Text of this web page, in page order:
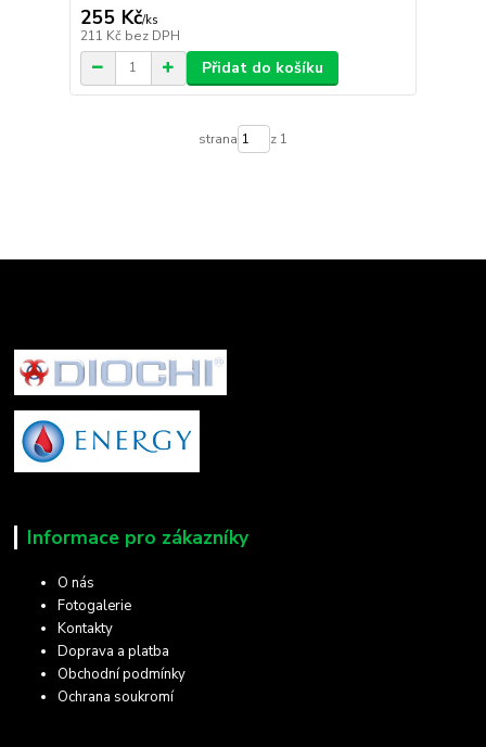
255 Kč/ks
211 Kč bez DPH
Přidat do košíku
strana z 1
Informace pro zákazníky
O nás
Fotogalerie
Kontakty
Doprava a platba
Obchodní podmínky
Ochrana soukromí